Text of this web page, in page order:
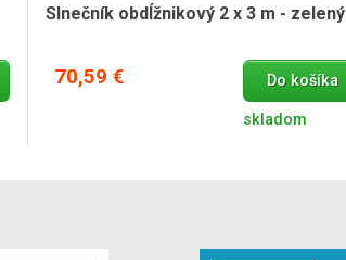
Slnečník obdĺžnikový 2 x 3 m - zelený
70,59 € Do košíka
skladom